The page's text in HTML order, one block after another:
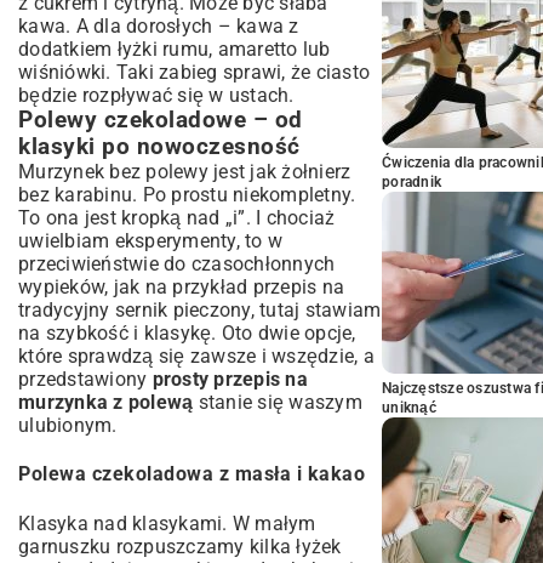
kawa. A dla dorosłych – kawa z
dodatkiem łyżki rumu, amaretto lub
wiśniówki. Taki zabieg sprawi, że ciasto
będzie rozpływać się w ustach.
Polewy czekoladowe – od
klasyki po nowoczesność
Murzynek bez polewy jest jak żołnierz
bez karabinu. Po prostu niekompletny.
To ona jest kropką nad „i”. I chociaż
uwielbiam eksperymenty, to w
przeciwieństwie do czasochłonnych
wypieków, jak na przykład przepis na
tradycyjny sernik pieczony, tutaj stawiam
na szybkość i klasykę. Oto dwie opcje,
które sprawdzą się zawsze i wszędzie, a
przedstawiony prosty przepis na
murzynka z polewą stanie się waszym
ulubionym.
Polewa czekoladowa z masła i kakao
Klasyka nad klasykami. W małym
garnuszku rozpuszczamy kilka łyżek
Ćwiczenia dla
poradnik
Najczęstsze oszustwa
uniknąć